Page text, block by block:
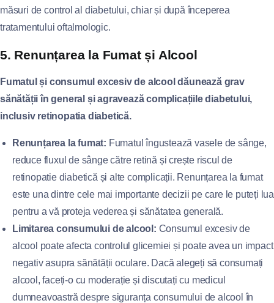
măsuri de control al diabetului, chiar și după începerea
tratamentului oftalmologic.
5. Renunțarea la Fumat și Alcool
Fumatul și consumul excesiv de alcool dăunează grav
sănătății în general și agravează complicațiile diabetului,
inclusiv retinopatia diabetică.
Renunțarea la fumat: Fumatul îngustează vasele de sânge,
reduce fluxul de sânge către retină și crește riscul de
retinopatie diabetică și alte complicații. Renunțarea la fumat
este una dintre cele mai importante decizii pe care le puteți lua
pentru a vă proteja vederea și sănătatea generală.
Limitarea consumului de alcool: Consumul excesiv de
alcool poate afecta controlul glicemiei și poate avea un impact
negativ asupra sănătății oculare. Dacă alegeți să consumați
alcool, faceți-o cu moderație și discutați cu medicul
dumneavoastră despre siguranța consumului de alcool în